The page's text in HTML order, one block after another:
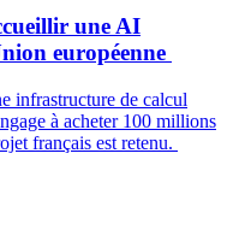
une AI
européenne
infrastructure de calcul
à acheter 100 millions
français est retenu.